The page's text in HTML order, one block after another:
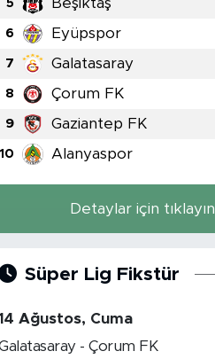
5
6 Eyüpspor
7 Galatasaray
8 Çorum FK
9 Gaziantep FK
10 Alanyaspor
Detaylar için tıklayın
Süper Lig Fikstür
Ağustos, Cuma
- Çorum FK